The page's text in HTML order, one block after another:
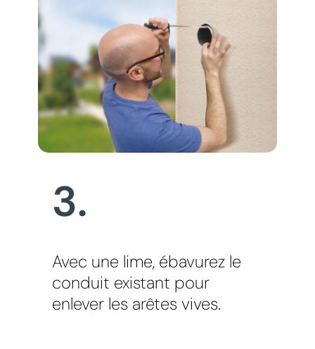
3.
Avec une lime, ébavurez le
conduit existant pour
enlever les arêtes vives.